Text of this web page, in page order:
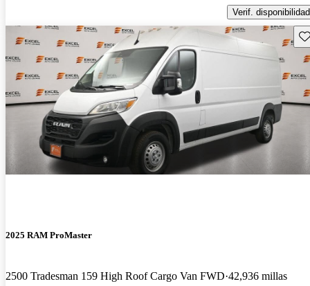
Verif. disponibilidad
2025 RAM ProMaster
2500 Tradesman 159 High Roof Cargo Van FWD 42,936 millas